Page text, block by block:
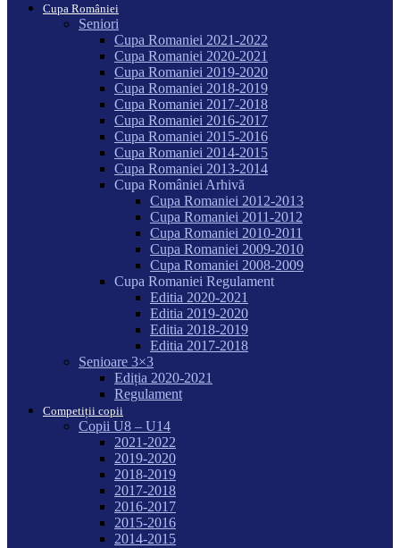
Cupa României
Seniori
Cupa Romaniei 2021-2022
Cupa Romaniei 2020-2021
Cupa Romaniei 2019-2020
Cupa Romaniei 2018-2019
Cupa Romaniei 2017-2018
Cupa Romaniei 2016-2017
Cupa Romaniei 2015-2016
Cupa Romaniei 2014-2015
Cupa Romaniei 2013-2014
Cupa României Arhivă
Cupa Romaniei 2012-2013
Cupa Romaniei 2011-2012
Cupa Romaniei 2010-2011
Cupa Romaniei 2009-2010
Cupa Romaniei 2008-2009
Cupa Romaniei Regulament
Editia 2020-2021
Editia 2019-2020
Editia 2018-2019
Editia 2017-2018
Senioare 3×3
Ediția 2020-2021
Regulament
Competiții copii
Copii U8 – U14
2021-2022
2019-2020
2018-2019
2017-2018
2016-2017
2015-2016
2014-2015